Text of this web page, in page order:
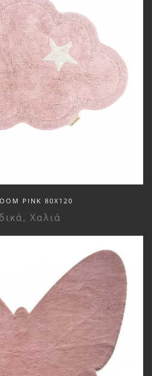
PINK 80X120
, Χαλιά